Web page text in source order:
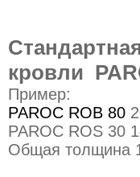
кровли
Пример:
PAROC ROB 80
PAROC ROS 30
Общая толщина